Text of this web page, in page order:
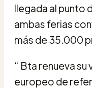
llegada al punto
ambas ferias
más de 35.000
“ Bta renueva
europeo de